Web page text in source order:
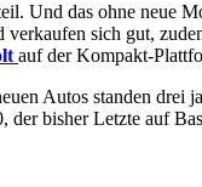
Und das ohne neue
sich gut,
auf der Kompakt-
Autos standen
bisher Letzte auf